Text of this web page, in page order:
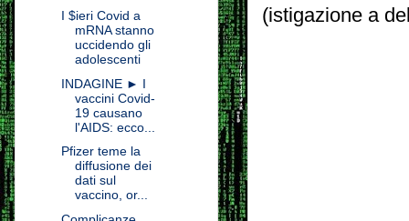
(istigazione a
I $ieri Covid a
mRNA stanno
uccidendo gli
adolescenti
INDAGINE ► I
vaccini Covid-
19 causano
l'AIDS: ecco...
Pfizer teme la
diffusione dei
dati sul
vaccino, or...